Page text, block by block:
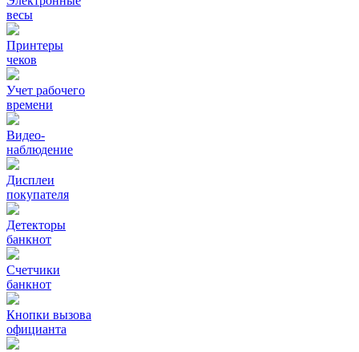
весы
Принтеры
чеков
Учет рабочего
времени
Видео‑
наблюдение
Дисплеи
покупателя
Детекторы
банкнот
Счетчики
банкнот
Кнопки вызова
официанта